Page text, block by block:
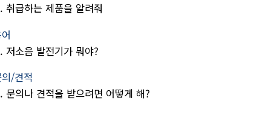
취급하는 제품을 알려줘
저소음 발전기가 뭐야?
/견적
문의나 견적을 받으려면 어떻게 해?